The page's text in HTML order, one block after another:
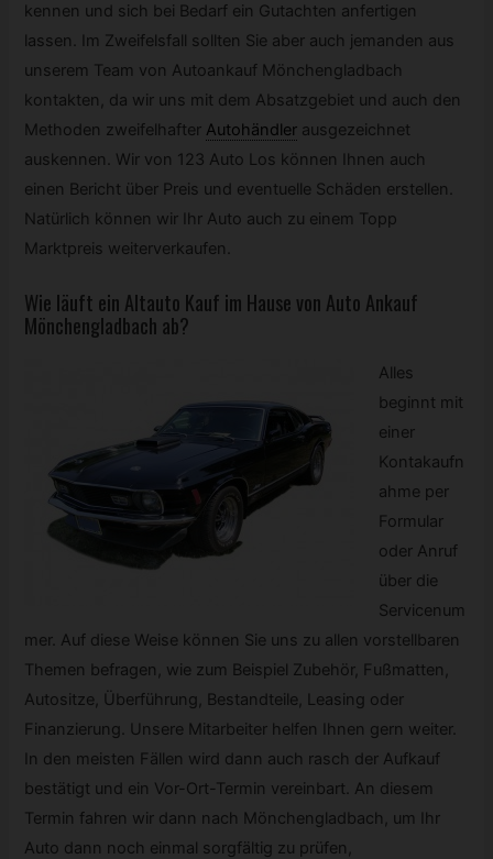
kennen und sich bei Bedarf ein Gutachten anfertigen
lassen. Im Zweifelsfall sollten Sie aber auch jemanden aus
unserem Team von Autoankauf Mönchengladbach
kontakten, da wir uns mit dem Absatzgebiet und auch den
Methoden zweifelhafter Autohändler ausgezeichnet
auskennen. Wir von 123 Auto Los können Ihnen auch
einen Bericht über Preis und eventuelle Schäden erstellen.
Natürlich können wir Ihr Auto auch zu einem Topp
Marktpreis weiterverkaufen.
Wie läuft ein Altauto Kauf im Hause von Auto Ankauf
Mönchengladbach ab?
Alles
beginnt mit
einer
Kontakaufn
ahme per
Formular
oder Anruf
über die
Servicenum
mer. Auf diese Weise können Sie uns zu allen vorstellbaren
Themen befragen, wie zum Beispiel Zubehör, Fußmatten,
Autositze, Überführung, Bestandteile, Leasing oder
Finanzierung. Unsere Mitarbeiter helfen Ihnen gern weiter.
In den meisten Fällen wird dann auch rasch der Aufkauf
bestätigt und ein Vor-Ort-Termin vereinbart. An diesem
Termin fahren wir dann nach Mönchengladbach, um Ihr
Auto dann noch einmal sorgfältig zu prüfen,